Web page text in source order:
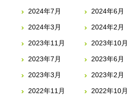
2024年7月 2024年6月
2024年3月 2024年2月
2023年11月 2023年10月
2023年7月 2023年6月
2023年3月 2023年2月
2022年11月 2022年10月